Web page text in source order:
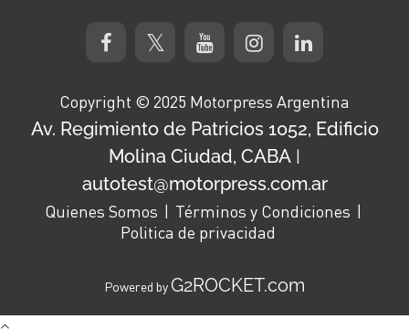
Copyright © 2025 Motorpress Argentina
Av. Regimiento de Patricios 1052, Edificio
Molina Ciudad, CABA |
autotest@motorpress.com.ar
Quienes Somos
Términos y Condiciones
Politica de privacidad
Powered byG2ROCKET.com